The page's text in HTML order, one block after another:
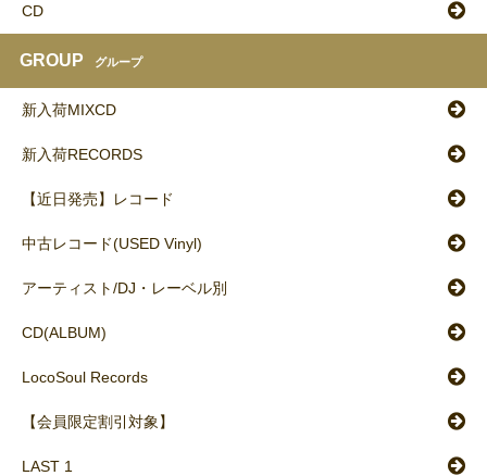
CD
GROUP グループ
新入荷MIXCD
新入荷RECORDS
【近日発売】レコード
中古レコード(USED Vinyl)
アーティスト/DJ・レーベル別
CD(ALBUM)
LocoSoul Records
【会員限定割引対象】
LAST 1